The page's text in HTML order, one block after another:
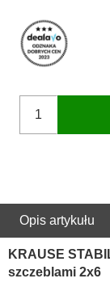
Opis artykułu
KRAUSE
szczeblami 2x6